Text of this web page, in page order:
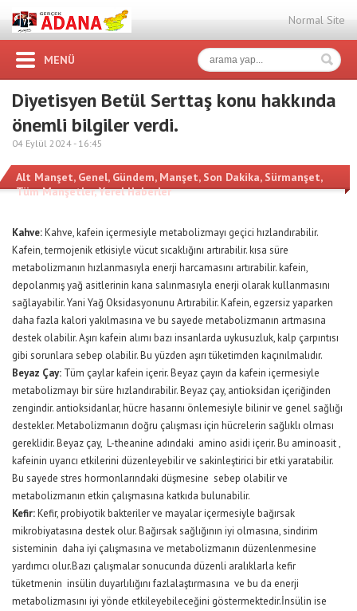
Normal Site
MENÜ
Diyetisyen Betül Serttaş konu hakkında
önemli bilgiler verdi.
04 Eylül 2024 - 16:45
Alt Manşet, Genel, Gündem, Manşet, Son Dakika, Sürmanşet,
Tüm Manşetler,Yerel Haberler
Kahve:Kahve, kafein içermesiyle metabolizmayı geçici hızlandırabilir.
Kafein, termojenik etkisiyle vücut sıcaklığını artırabilir. kısa süre
metabolizmanın hızlanmasıyla enerji harcamasını artırabilir. kafein,
depolanmış yağ asitlerinin kana salınmasıyla enerji olarak kullanmasını
sağlayabilir. Yani Yağ Oksidasyonunu Artırabilir. Kafein, egzersiz yaparken
daha fazla kalori yakılmasına ve bu sayede metabolizmanın artmasına
destek olabilir. Aşırı kafein alımı bazı insanlarda uykusuzluk, kalp çarpıntısı
gibi sorunlara sebep olabilir. Bu yüzden aşırı tüketimden kaçınılmalıdır.
Beyaz Çay: Tüm çaylar kafein içerir. Beyaz çayın da kafein içermesiyle
metabolizmayı bir süre hızlandırabilir. Beyaz çay, antioksidan içeriğinden
zengindir. antioksidanlar, hücre hasarını önlemesiyle bilinir ve genel sağlığı
destekler. Metabolizmanın doğru çalışması için hücrelerin sağlıklı olması
gereklidir. Beyaz çay, L-theanine adındaki amino asidi içerir. Bu aminoasit ,
kafeinin uyarıcı etkilerini düzenleyebilir ve sakinleştirici bir etki yaratabilir.
Bu sayede stres hormonlarındaki düşmesine sebep olabilir ve
metabolizmanın etkin çalışmasına katkıda bulunabilir.
Kefir:Kefir, probiyotik bakteriler ve mayalar içermesiyle bağırsak
mikrobiyatasına destek olur. Bağırsak sağlığının iyi olmasına, sindirim
sisteminin daha iyi çalışmasına ve metabolizmanın düzenlenmesine
yardımcı olur.Bazı çalışmalar sonucunda düzenli aralıklarla kefir
tüketmenin insülin duyarlılığını fazlalaştırmasına ve bu da enerji
metabolizmasını iyi yönde etkileyebileceğini göstermektedir.İnsülin ise